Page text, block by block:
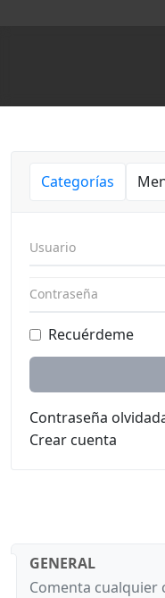
Categorías
Usuario
Contraseña
Recuérdeme
Contraseña
Crear cuenta
GENERAL
Comenta cualquier